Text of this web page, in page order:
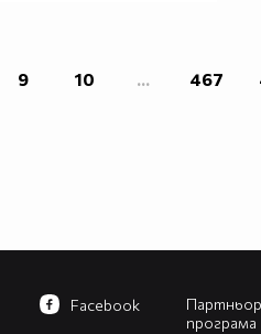
9 10 ... 467
програма
Facebook